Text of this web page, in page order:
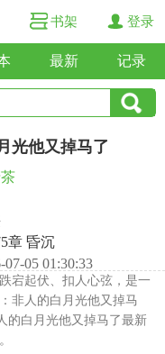
书架 登录
最新 记录
光他又掉马了
章 昏沉
05 01:30:33
宕起伏、扣人心弦，是一
非人的白月光他又掉马
的白月光他又掉马了最新